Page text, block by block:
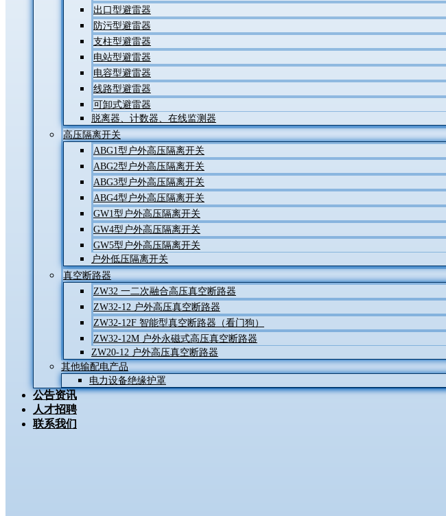
出口型避雷器
防污型避雷器
支柱型避雷器
电站型避雷器
电容型避雷器
线路型避雷器
可卸式避雷器
脱离器、计数器、在线监测器
高压隔离开关
ABG1型户外高压隔离开关
ABG2型户外高压隔离开关
ABG3型户外高压隔离开关
ABG4型户外高压隔离开关
GW1型户外高压隔离开关
GW4型户外高压隔离开关
GW5型户外高压隔离开关
户外低压隔离开关
真空断路器
ZW32 一二次融合高压真空断路器
ZW32-12 户外高压真空断路器
ZW32-12F 智能型真空断路器（看门狗）
ZW32-12M 户外永磁式高压真空断路器
ZW20-12 户外高压真空断路器
其他输配电产品
电力设备绝缘护罩
公告资讯
人才招聘
联系我们